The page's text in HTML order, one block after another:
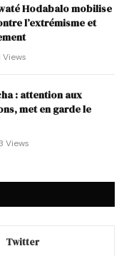
Hodabalo mobilise
l’extrémisme et
Views
: attention aux
met en garde le
Views
Twitter